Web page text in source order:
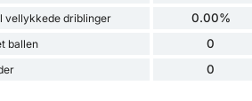
vellykkede driblinger 0.00%
ballen 0
0